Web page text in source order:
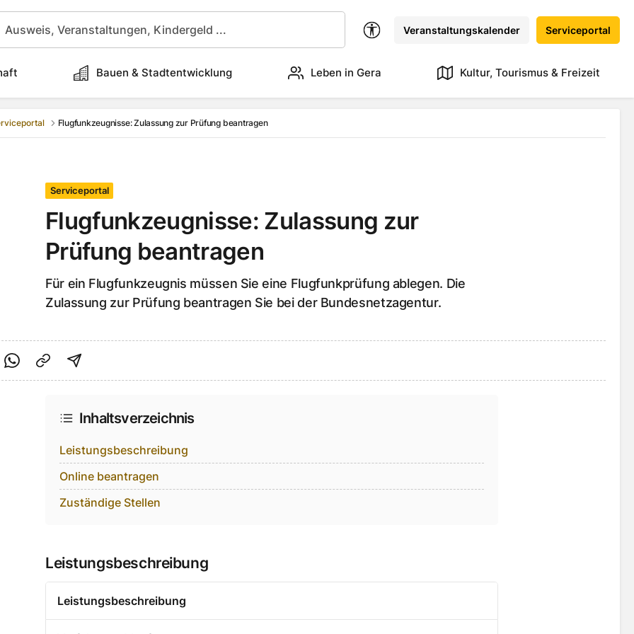
Veranstaltungskalender Serviceportal
Bauen & Stadtentwicklung Leben in Gera Kultur, Tourismus & Freizeit
Flugfunkzeugnisse: Zulassung zur Prüfung beantragen
Serviceportal
Flugfunkzeugnisse: Zulassung zur
Prüfung beantragen
Für ein Flugfunkzeugnis müssen Sie eine Flugfunkprüfung ablegen. Die
Zulassung zur Prüfung beantragen Sie bei der Bundesnetzagentur.
teilen
Twitter teilen
Per Link teilen
shareViaEmail
Inhaltsverzeichnis
Leistungsbeschreibung
Online beantragen
Zuständige Stellen
Leistungsbeschreibung
Leistungsbeschreibung